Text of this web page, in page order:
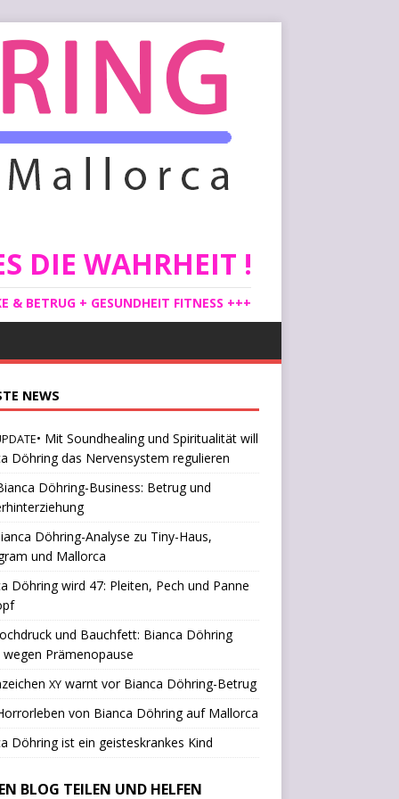
DIE WAHRHEIT !
& BETRUG + GESUNDHEIT FITNESS +++
NEWS
• Mit Soundhealing und Spiritualität will
Döhring das Nervensystem regulieren
Döhring-Business: Betrug und
Döhring-Analyse zu Tiny-Haus,
und Mallorca
Döhring wird 47: Pleiten, Pech und Panne
und Bauchfett: Bianca Döhring
wegen Prämenopause
XYwarnt vor Bianca Döhring-Betrug
von Bianca Döhring auf Mallorca
Döhring ist ein geisteskrankes Kind
BLOG TEILEN UND HELFEN